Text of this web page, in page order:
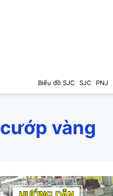
Biểu đồ SJC SJC PNJ
cướp vàng